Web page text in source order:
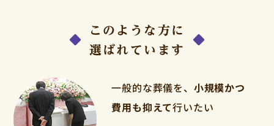
このような方に
選ばれています
一般的な葬儀を、 小規模かつ
費用も抑えて行いたい